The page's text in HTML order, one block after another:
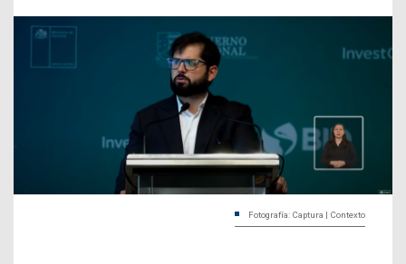
Fotografía: Captura | Contexto